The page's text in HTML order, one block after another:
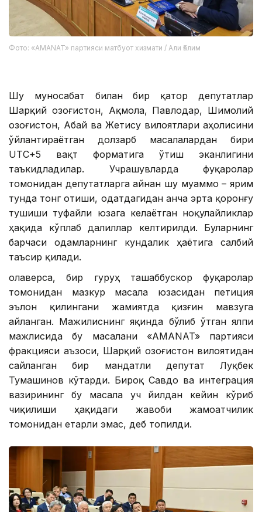
Фото: «AMANAT» партияси матбуот хизмати / Али Ғалим
Шу муносабат билан бир қатор депутатлар
Шарқий Қозоғистон, Ақмола, Павлодар, Шимолий
Қозоғистон, Абай ва Жетису вилоятлари аҳолисини
ўйлантираётган долзарб масалалардан бири
UTC+5 вақт форматига ўтиш эканлигини
таъкидладилар. Учрашувларда фуқаролар
томонидан депутатларга айнан шу муаммо – ярим
тунда тонг отиши, одатдагидан анча эрта қоронғу
тушиши туфайли юзага келаётган ноқулайликлар
ҳақида кўплаб далиллар келтирилди. Буларнинг
барчаси одамларнинг кундалик ҳаётига салбий
таъсир қилади.
Қолаверса, бир гуруҳ ташаббускор фуқаролар
томонидан мазкур масала юзасидан петиция
эълон қилингани жамиятда қизғин мавзуга
айланган. Мажилиснинг яқинда бўлиб ўтган ялпи
мажлисида бу масалани «AMANAT» партияси
фракцияси аъзоси, Шарқий Қозоғистон вилоятидан
сайланган бир мандатли депутат Луқбек
Тумашинов кўтарди. Бироқ Савдо ва интеграция
вазирининг бу масала уч йилдан кейин кўриб
чиқилиши ҳақидаги жавоби жамоатчилик
томонидан етарли эмас, деб топилди.